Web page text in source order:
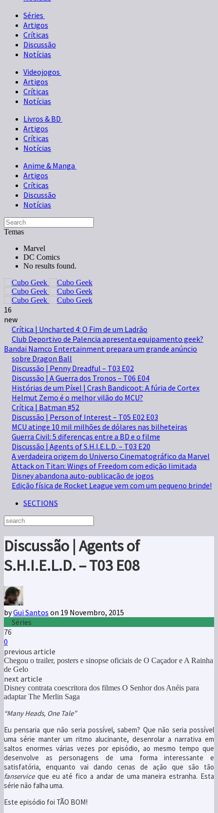
Séries
Artigos
Críticas
Discussão
Notícias
Videojogos
Artigos
Críticas
Notícias
Livros & BD
Artigos
Críticas
Notícias
Anime & Manga
Artigos
Críticas
Discussão
Notícias
Temas
Marvel
DC Comics
No results found.
16
new
Crítica | Uncharted 4: O Fim de um Ladrão
Club Deportivo de Palencia apresenta equipamento geek?
Bandai Namco Entertainment prepara um grande anúncio
sobre Dragon Ball
Discussão | Penny Dreadful – T03 E02
Discussão | A Guerra dos Tronos – T06 E04
Histórias de um Píxel | Crash Bandicoot: A fúria de Cortex
Helmut Zemo é o melhor vilão do MCU?
Crítica | Batman #52
Discussão | Person of Interest – T05 E02 E03
MCU atinge 10 mil milhões de dólares nas bilheteiras
Guerra Civil: 5 diferenças entre a BD e o filme
Discussão | Agents of S.H.I.E.L.D. – T03 E20
A verdadeira origem do Universo Cinematográfico da Marvel
Attack on Titan: Wings of Freedom com edição limitada
Disney abandona auto-publicação de jogos
Edição física de Rocket League vem com um pequeno brinde!
SECTIONS
Discussão | Agents of
S.H.I.E.L.D. – T03 E08
byGui Santos on 19 Novembro, 2015
Séries
76
0
previous article
Chegou o trailer, posters e sinopse oficiais de O Caçador e A Rainha
de Gelo
next article
Disney contrata coescritora dos filmes O Senhor dos Anéis para
adaptar The Merlin Saga
“Many Heads, One Tale”
Eu pensaria que não seria possível, sabem? Que não seria possível
uma série manter um ritmo alucinante, desenrolar a narrativa em
saltos enormes várias vezes por episódio, ao mesmo tempo que
desenvolve as personagens de uma forma interessante e
satisfatória, enquanto vai dando cenas de ação que são tão
fanserviceque eu até fico a andar de uma maneira estranha. Esta
série não falha uma.
Este episódio foi TÃO BOM!